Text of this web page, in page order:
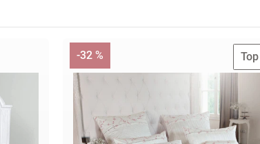
Top
-32 %